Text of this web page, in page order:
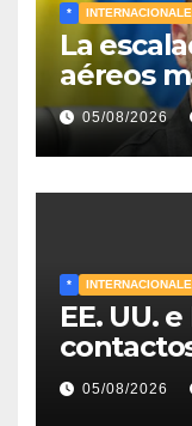
*
La
aéreos
sobre
en el
05/08/2026
*
EE. UU.
la
reabrir el
05/08/2026